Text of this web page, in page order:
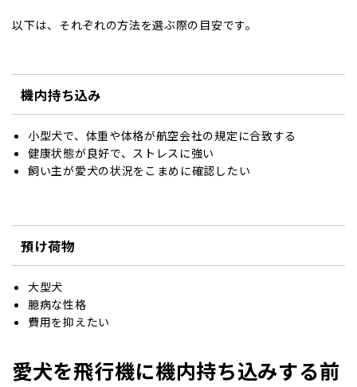
以下は、それぞれの方法を選ぶ際の目安です。
機内持ち込み
小型犬で、体重や体格が航空会社の規定に合致する
健康状態が良好で、ストレスに強い
飼い主が愛犬の状況をこまめに確認したい
預け荷物
大型犬
臆病な性格
費用を抑えたい
愛犬を飛行機に機内持ち込みする前